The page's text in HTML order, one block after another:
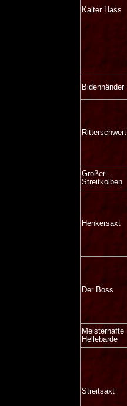
Kalter Hass
Bidenhänder
Ritterschwert
Großer
Streitkolben
Henkersaxt
Der Boss
Meisterhafte
Hellebarde
Streitsaxt